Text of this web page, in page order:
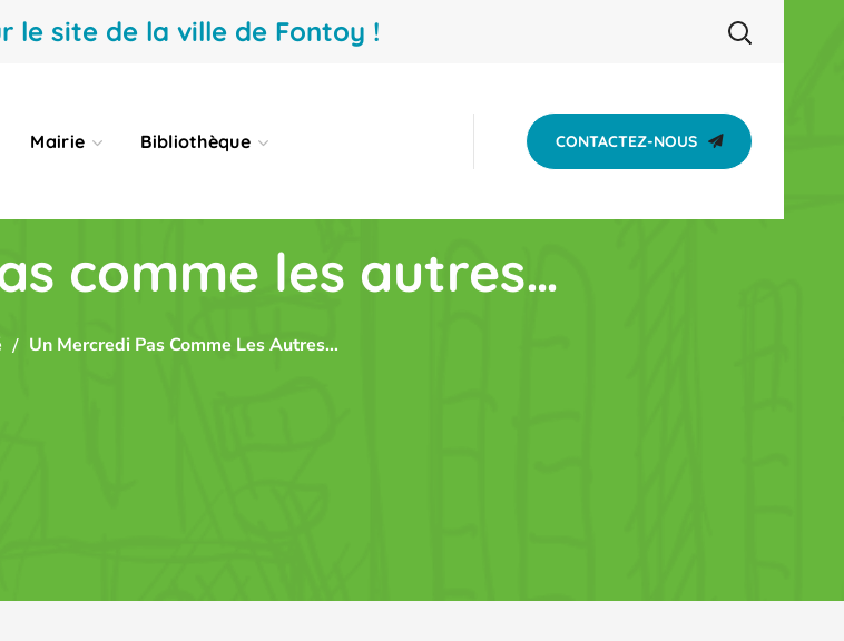
le site de la ville de Fontoy !
Mairie Bibliothèque CONTACTEZ-NOUS
comme les autres…
Un Mercredi Pas Comme Les Autres…